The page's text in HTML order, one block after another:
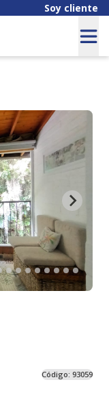
Soy cliente
Código: 93059